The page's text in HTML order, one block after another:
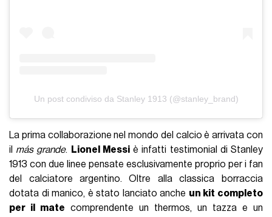
Un post condiviso da Stanley 1913 (@stanley_brand)
La prima collaborazione nel mondo del calcio è arrivata con
il más grande. Lionel Messiè infatti testimonial di Stanley
1913 con due linee pensate esclusivamente proprio per i fan
del calciatore argentino. Oltre alla classica borraccia
dotata di manico, è stato lanciato anche un kit completo
per il mate comprendente un thermos, un tazza e un